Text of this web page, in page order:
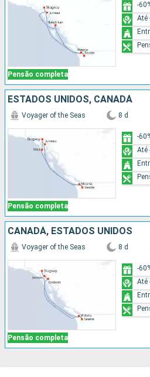
Pensão completa
-
Até
ESTADOS UNIDOS, CANADÁ
Pensão completa
Voyager of the Seas 8 d
-
Até
CANADÁ, ESTADOS UNIDOS
Pensão completa
Voyager of the Seas 8 d
-
Até